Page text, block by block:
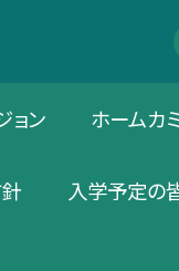
ョン ホームカ
入学予定の